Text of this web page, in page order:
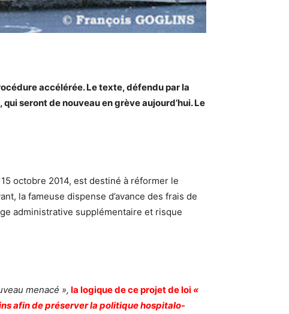
accélérée. Le texte, défendu par la
seront de nouveau en grève aujourd’hui. Le
octobre 2014, est destiné à réformer le
la fameuse dispense d’avance des frais de
administrative supplémentaire et risque
menacé », la logique de ce projet de loi «
afin de préserver la politique hospitalo-